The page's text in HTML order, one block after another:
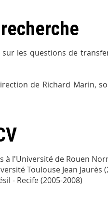
les questions de
de Richard Marin,
à l'Université de Rouen
Toulouse Jean Jaurès
- Recife (2005-2008)